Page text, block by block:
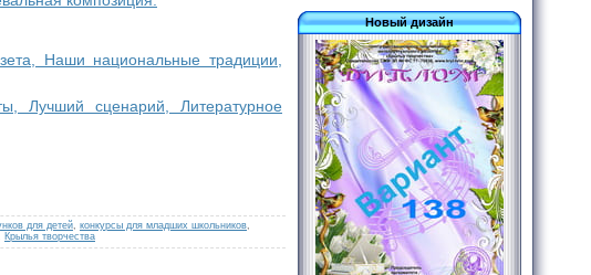
Наши национальные традиции,
Лучший сценарий, Литературное
для детей конкурсы для младших школьников
Крылья творчества
Новый дизайн